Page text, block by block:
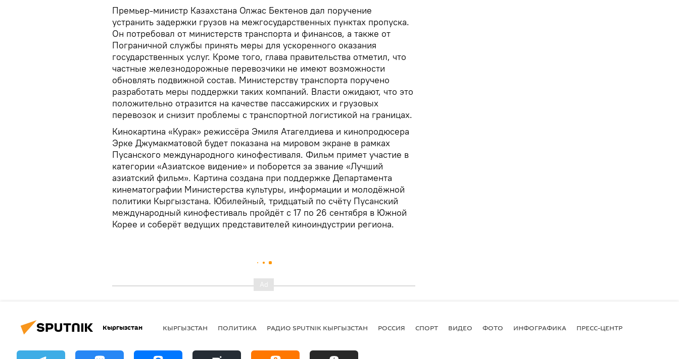
Премьер-министр Казахстана Олжас Бектенов дал поручение
устранить задержки грузов на межгосударственных пунктах пропуска.
Он потребовал от министерств транспорта и финансов, а также от
Пограничной службы принять меры для ускоренного оказания
государственных услуг. Кроме того, глава правительства отметил, что
частные железнодорожные перевозчики не имеют возможности
обновлять подвижной состав. Министерству транспорта поручено
разработать меры поддержки таких компаний. Власти ожидают, что это
положительно отразится на качестве пассажирских и грузовых
перевозок и снизит проблемы с транспортной логистикой на границах.
Кинокартина «Курак» режиссёра Эмиля Атагелдиева и кинопродюсера
Эрке Джумакматовой будет показана на мировом экране в рамках
Пусанского международного кинофестиваля. Фильм примет участие в
категории «Азиатское видение» и поборется за звание «Лучший
азиатский фильм». Картина создана при поддержке Департамента
кинематографии Министерства культуры, информации и молодёжной
политики Кыргызстана. Юбилейный, тридцатый по счёту Пусанский
международный кинофестиваль пройдёт с 17 по 26 сентября в Южной
Корее и соберёт ведущих представителей киноиндустрии региона.
Кыргызстан КЫРГЫЗСТАН ПОЛИТИКА РАДИО SPUTNIK КЫРГЫЗСТАН РОССИЯ СПОРТ ВИДЕО ФОТО ИНФОГРАФИКА ПРЕСС-ЦЕНТР